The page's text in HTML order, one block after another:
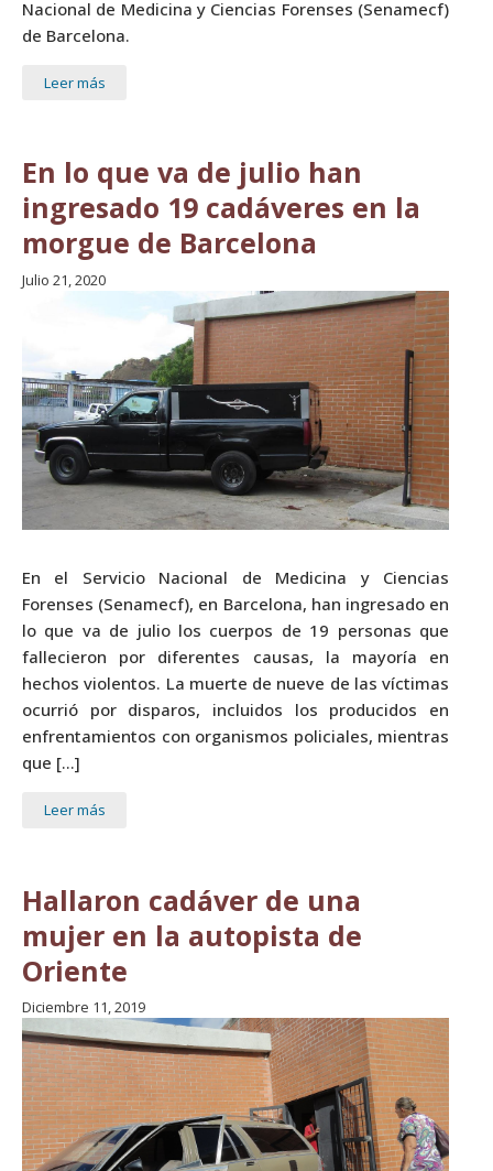
Nacional de Medicina y Ciencias Forenses (Senamecf)
de Barcelona.
Leer más
En lo que va de julio han
ingresado 19 cadáveres en la
morgue de Barcelona
Julio 21, 2020
En el Servicio Nacional de Medicina y Ciencias
Forenses (Senamecf), en Barcelona, han ingresado en
lo que va de julio los cuerpos de 19 personas que
fallecieron por diferentes causas, la mayoría en
hechos violentos. La muerte de nueve de las víctimas
ocurrió por disparos, incluidos los producidos en
enfrentamientos con organismos policiales, mientras
que […]
Leer más
Hallaron cadáver de una
mujer en la autopista de
Oriente
Diciembre 11, 2019